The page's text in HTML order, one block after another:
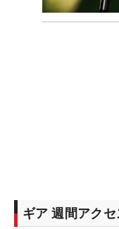
ギア 週間アク